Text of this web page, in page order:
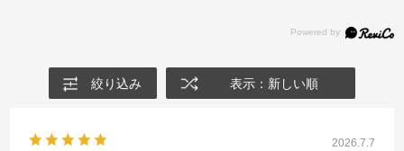
絞り込み 表示：新しい順
2026.7.7